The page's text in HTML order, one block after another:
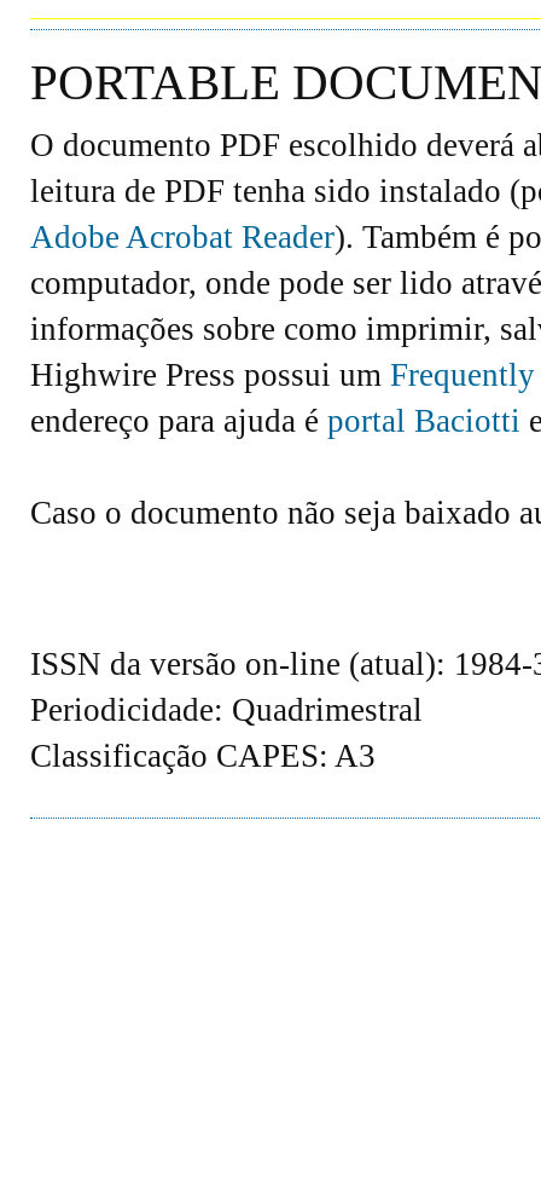
PORTABLE
O documento PDF escolhido deverá
leitura de PDF tenha sido instalado
Adobe Acrobat Reader). Também é
computador, onde pode ser lido
informações sobre como imprimir,
Highwire Press possui um
endereço para ajuda é portal Baciotti
Caso o documento não seja baixado
ISSN da versão on-line (atual): 1984-
Periodicidade: Quadrimestral
Classificação CAPES: A3